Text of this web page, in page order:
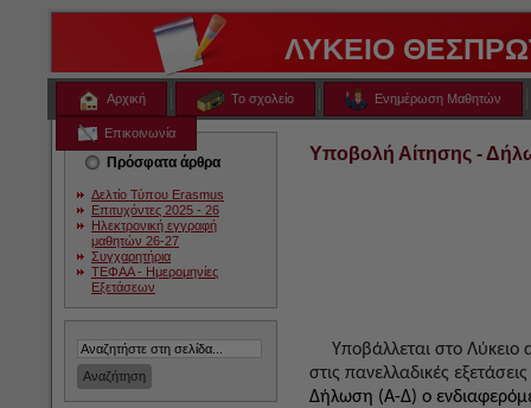
ΛΥΚΕΙΟ
Αρχική Το σχολείο Ενημέρωση Μαθητών
Επικοινωνία
Πρόσφατα άρθρα
Δελτίο Τύπου Erasmus
Επιτυχόντες 2025 - 26
Ηλεκτρονική εγγραφή
μαθητών 26-27
Συγχαρητήρια
ΤΕΦΑΑ - Ημερομηνίες
Εξετάσεων
Υποβολή Αίτησης -
Υποβάλλεται στο
στις πανελλαδικές
Δήλωση (Α-Δ) ο